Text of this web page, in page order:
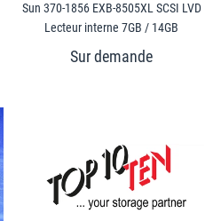
Sun 370-1856 EXB-8505XL SCSI LVD
Lecteur interne 7GB / 14GB